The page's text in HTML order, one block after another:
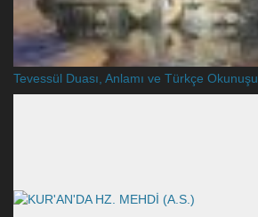
Tevessül Duası, Anlamı ve Türkçe Okunuşu